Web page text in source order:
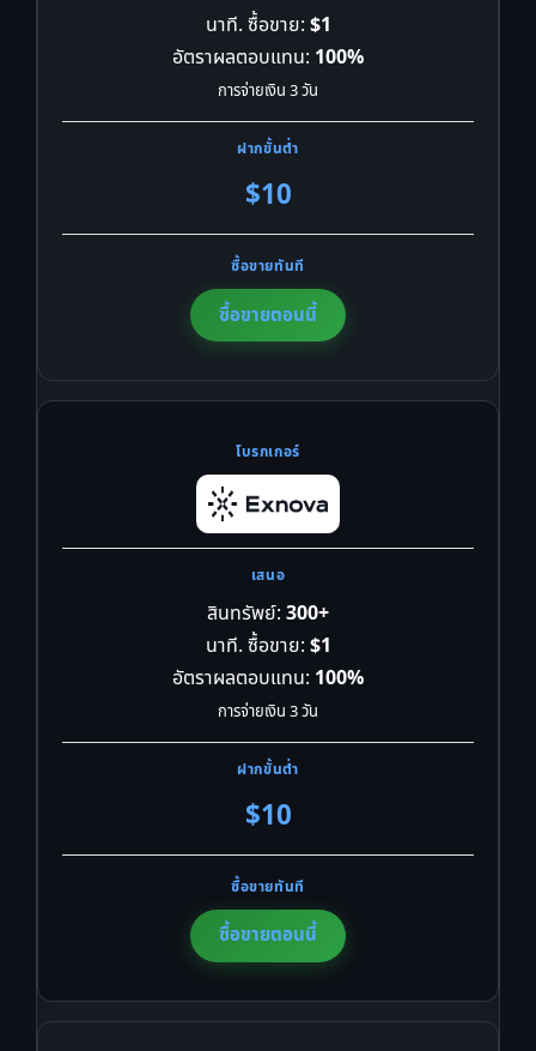
นาที. ซื้อขาย: $1
อัตราผลตอบแทน: 100%
การจ่ายเงิน 3 วัน
$10
ซื้อขายตอนนี้
สินทรัพย์: 300+
นาที. ซื้อขาย: $1
อัตราผลตอบแทน: 100%
การจ่ายเงิน 3 วัน
$10
ซื้อขายตอนนี้